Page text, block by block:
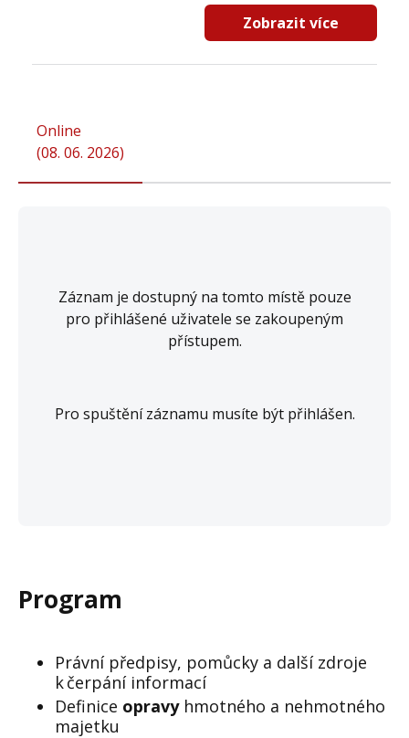
Zobrazit více
Online
(08. 06. 2026)
Záznam je dostupný na tomto místě pouze
pro přihlášené uživatele se zakoupeným
přístupem.
Pro spuštění záznamu musíte být přihlášen.
Program
Právní předpisy, pomůcky a další zdroje
k čerpání informací
Definice opravyhmotného a nehmotného
majetku